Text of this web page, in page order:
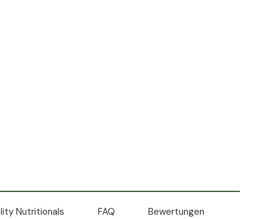
Nutritionals FAQ Bewertungen